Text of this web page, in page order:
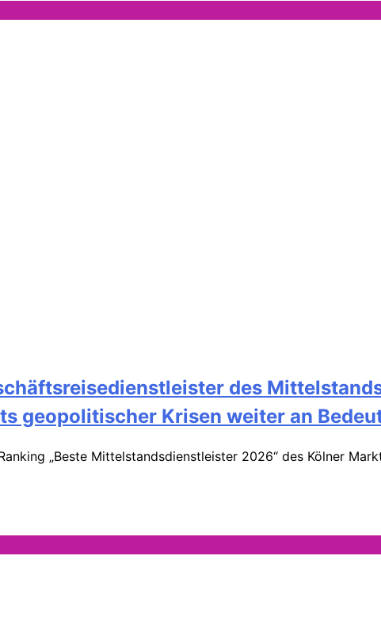
des
geopolitischer Krisen weiter an
„Beste Mittelstandsdienstleister 2026“ des Kölner